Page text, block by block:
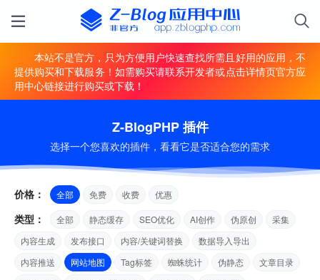
本站不是官方，只为方便用户快速查找所需且好用的应用，不
提供购买和下载服务！如需购买请联系开发者或点击详情页官方应
用中心链接进行购买或下载！
Z-BlogPHP 插件
选择一个您喜欢的插件，看看它是否适合您的需求
价格： 全部 免费 收费 优惠
类型： 全部 静态缓存 SEO优化 AI创作 伪原创
采集
内容生成
发布接口 内容/关键词替换
数据导入导出
内容推送
网站地图 Tag标签 蜘蛛统计 伪静态
文章目录